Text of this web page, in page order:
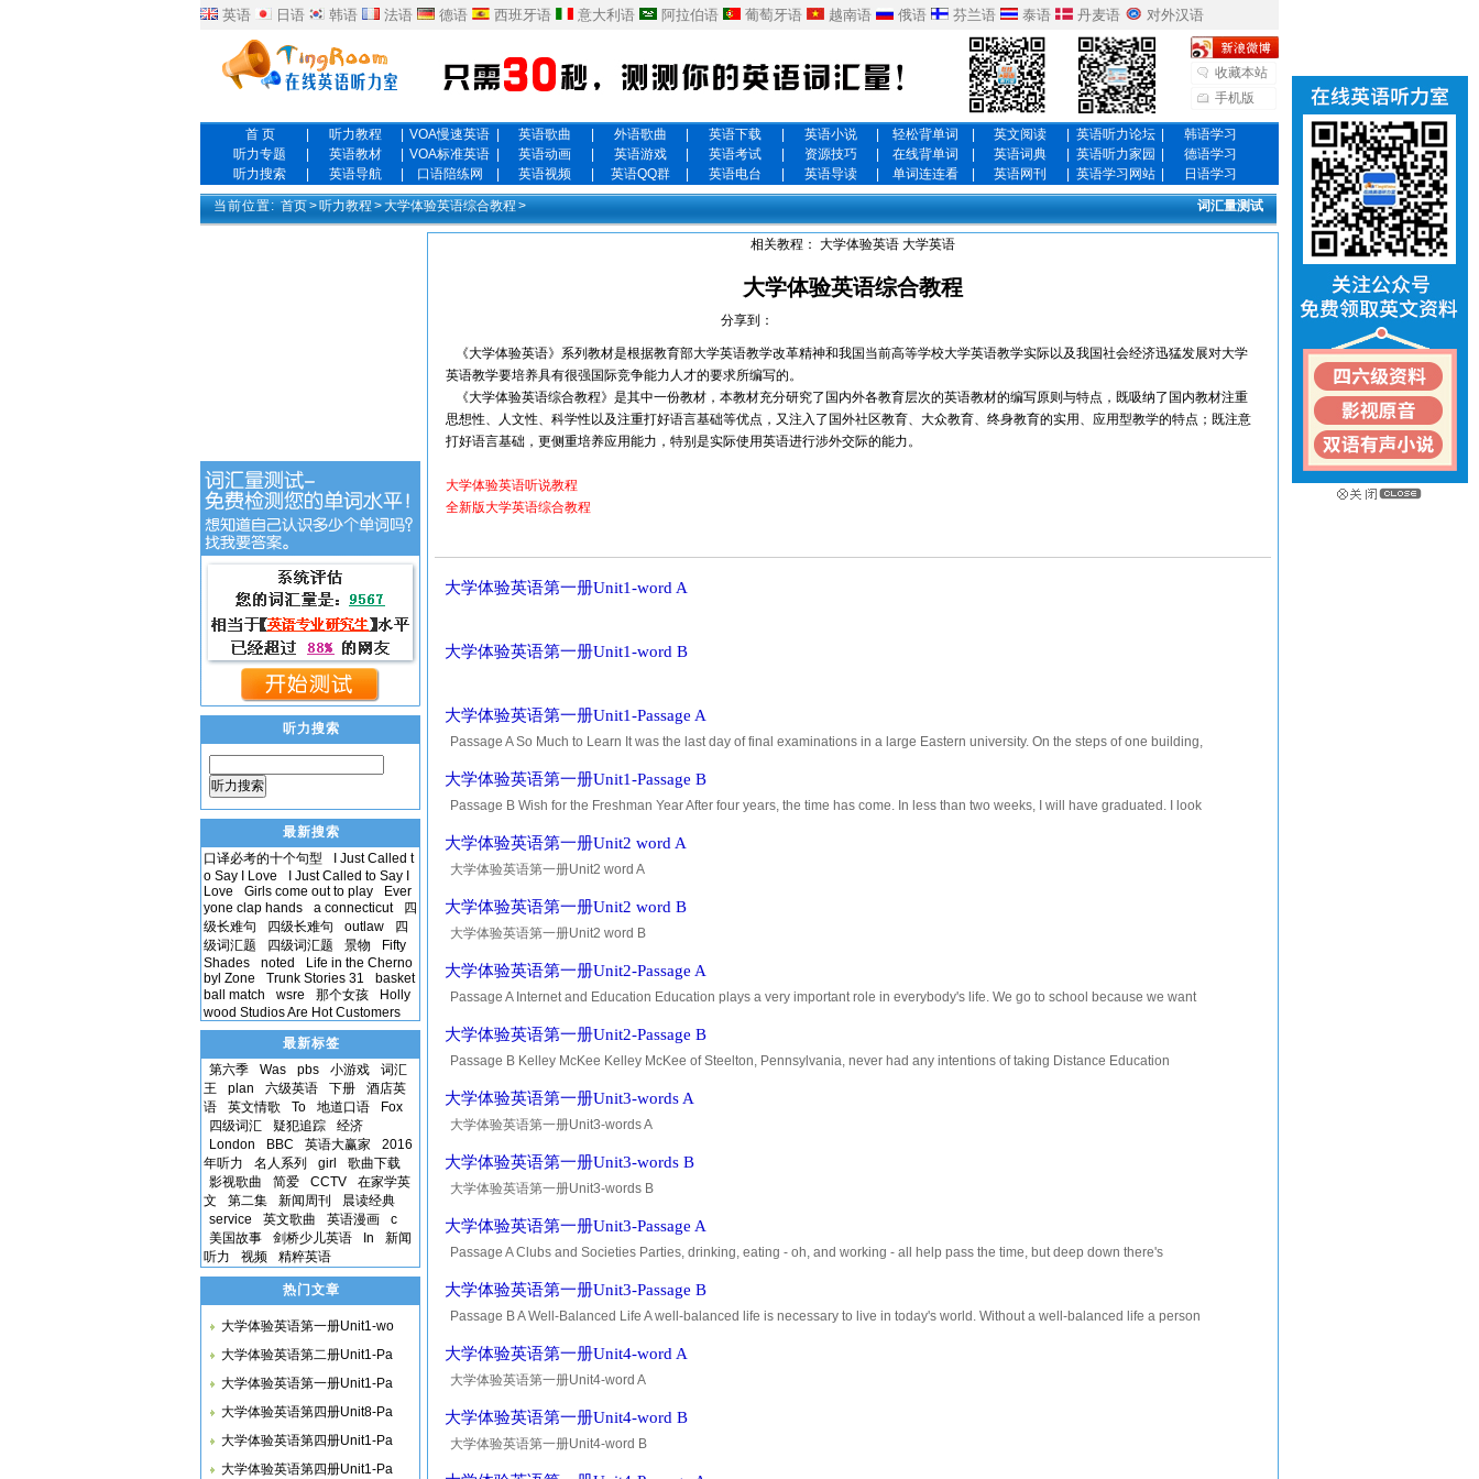
英语 日语 韩语 法语 德语 西班牙语 意大利语 阿拉伯语 葡萄牙语 越南语 俄语 芬兰语 泰语 丹麦语 对外汉语
收藏本站
手机版
首 页 听力教程 VOA慢速英语 英语歌曲 外语歌曲 英语下载 英语小说 轻松背单词 英文阅读 英语听力论坛
韩语学习
听力专题
英语教材 VOA标准英语 英语动画 英语游戏 英语考试 资源技巧 在线背单词 英语词典 英语听力家园
德语学习
听力搜索
英语导航 口语陪练网 英语视频 英语QQ群 英语电台 英语导读 单词连连看 英语网刊 英语学习网站 日语学习
词汇量测试
当前位置: 首页>听力教程 >大学体验英语综合教程 >
相关教程： 大学体验英语 大学英语
大学体验英语综合教程
分享到：
《大学体验英语》系列教材是根据教育部大学英语教学改革精神和我国当前高等学校大学英语教学实际以及我国社会经济迅猛发展对大学
英语教学要培养具有很强国际竞争能力人才的要求所编写的。
《大学体验英语综合教程》是其中一份教材，本教材充分研究了国内外各教育层次的英语教材的编写原则与特点，既吸纳了国内教材注重
思想性、人文性、科学性以及注重打好语言基础等优点，又注入了国外社区教育、大众教育、终身教育的实用、应用型教学的特点；既注意
打好语言基础，更侧重培养应用能力，特别是实际使用英语进行涉外交际的能力。
大学体验英语听说教程
全新版大学英语综合教程
大学体验英语第一册Unit1-word A
大学体验英语第一册Unit1-word B
大学体验英语第一册Unit1-Passage A
Passage A So Much to Learn It was the last day of final examinations in a large Eastern university. On the steps of one building,
大学体验英语第一册Unit1-Passage B
Passage B Wish for the Freshman Year After four years, the time has come. In less than two weeks, I will have graduated. I look
大学体验英语第一册Unit2 word A
大学体验英语第一册Unit2 word A
大学体验英语第一册Unit2 word B
大学体验英语第一册Unit2 word B
大学体验英语第一册Unit2-Passage A
Passage A Internet and Education Education plays a very important role in everybody's life. We go to school because we want
大学体验英语第一册Unit2-Passage B
Passage B Kelley McKee Kelley McKee of Steelton, Pennsylvania, never had any intentions of taking Distance Education
大学体验英语第一册Unit3-words A
大学体验英语第一册Unit3-words A
大学体验英语第一册Unit3-words B
大学体验英语第一册Unit3-words B
大学体验英语第一册Unit3-Passage A
Passage A Clubs and Societies Parties, drinking, eating - oh, and working - all help pass the time, but deep down there's
大学体验英语第一册Unit3-Passage B
Passage B A Well-Balanced Life A well-balanced life is necessary to live in today's world. Without a well-balanced life a person
大学体验英语第一册Unit4-word A
大学体验英语第一册Unit4-word A
大学体验英语第一册Unit4-word B
大学体验英语第一册Unit4-word B
听力搜索
听力搜索
最新搜索
口译必考的十个句型
I Just Called t
o Say I Love
I Just Called to Say I
Love
Girls come out to play
Ever
yone clap hands
a connecticut
四
级长难句
四级长难句 outlaw
四
级词汇题
四级词汇题 景物
Fifty
Shades
noted
Life in the Cherno
byl Zone
Trunk Stories 31
basket
ball match
wsre 那个女孩
Holly
wood Studios Are Hot Customers
最新标签
第六季
Was pbs 小游戏
词汇
王
plan 六级英语 下册
酒店英
语
英文情歌 To 地道口语
Fox
四级词汇
疑犯追踪
经济
London
BBC 英语大赢家
2016
年听力
名人系列 girl
歌曲下载
影视歌曲
简爱 CCTV
在家学英
文
第二集 新闻周刊
晨读经典
service
英文歌曲 英语漫画
c
美国故事
剑桥少儿英语 In
新闻
听力
视频 精粹英语
热门文章
大学体验英语第一册Unit1-wo
大学体验英语第二册Unit1-Pa
大学体验英语第一册Unit1-Pa
大学体验英语第四册Unit8-Pa
大学体验英语第四册Unit1-Pa
大学体验英语第四册Unit1-Pa